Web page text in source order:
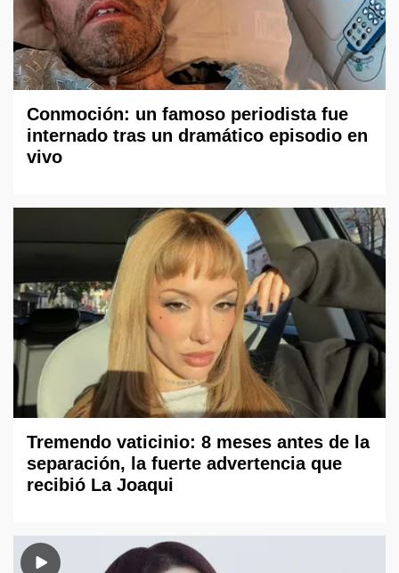
Conmoción: un famoso periodista fue
internado tras un dramático episodio en
vivo
Tremendo vaticinio: 8 meses antes de la
separación, la fuerte advertencia que
recibió La Joaqui